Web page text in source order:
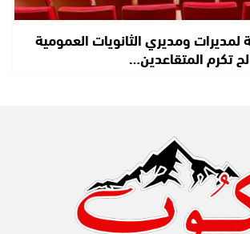
لمديرات ومديري الثانويات العمومية
تكرم المتقاعدين…